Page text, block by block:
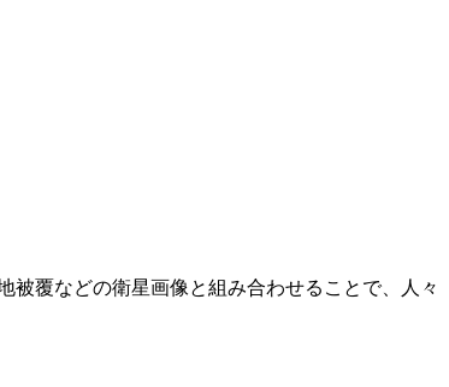
被覆などの衛星画像と組み合わせることで、人々